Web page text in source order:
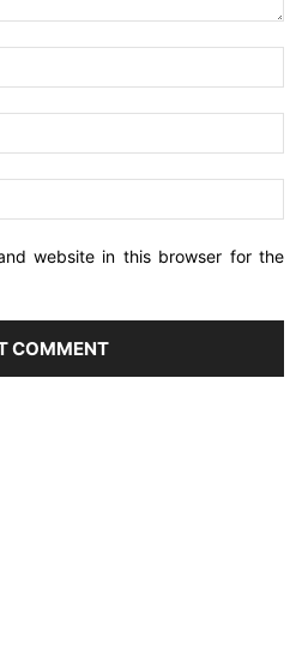
website in this browser for the